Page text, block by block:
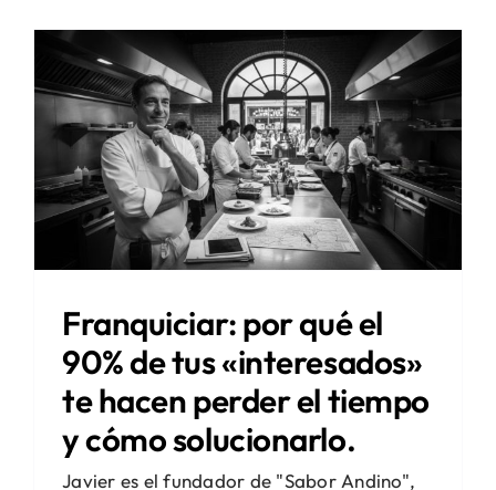
Franquiciar: por qué el
90% de tus «interesados»
te hacen perder el tiempo
y cómo solucionarlo.
Javier es el fundador de "Sabor Andino",